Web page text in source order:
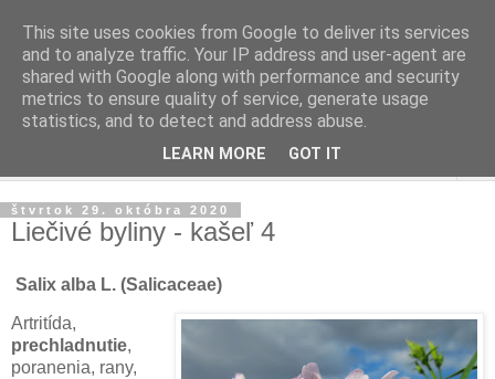
štvrtok 29. októbra 2020
Liečivé byliny - kašeľ 4
Salix alba L. (Salicaceae)
Artritída,
prechladnutie,
poranenia, rany,
This site uses cookies from Google to deliver its services
and to analyze traffic. Your IP address and user-agent are
shared with Google along with performance and security
metrics to ensure quality of service, generate usage
statistics, and to detect and address abuse.
LEARN MORE GOT IT